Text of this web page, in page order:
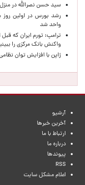
سید حسن نصرالله در
واحد شد
واکنش بانک مرکزی را
ژاپن با افزایش توان
آرشیو
آخرین خبرها
ارتباط با ما
درباره ما
پیوندها
RSS
اعلام مشکل سایت